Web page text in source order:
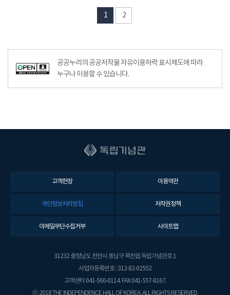
1 2
공공누리의 공공저작물 자유이용허락 표시제도에 따라
누구나 이용할 수 있습니다.
고객헌장 이용약관
개인정보처리방침 저작권정책
이메일무단수집거부 사이트맵
31232 충청남도 천안시 동남구 목천읍 독립기념관로 1
사업자등록번호 : 312-82-02552
고객센터 041-560-0114. FAX 041-557-8167.
ⓒ 2018 THE INDEPENDENCE HALL OF KOREA. ALL RIGHTS RESERVED.